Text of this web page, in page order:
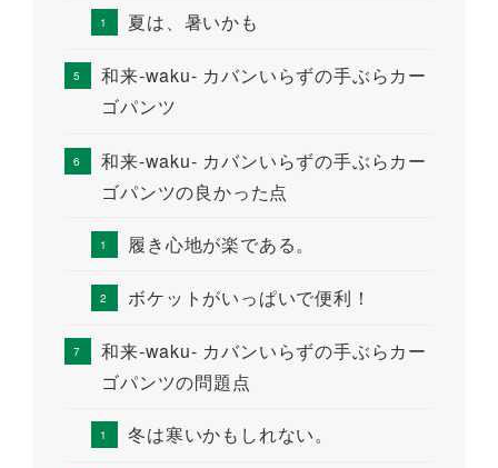
夏は、暑いかも
和来-waku- カバンいらずの手ぶらカー
ゴパンツ
和来-waku- カバンいらずの手ぶらカー
ゴパンツの良かった点
履き心地が楽である。
ボケットがいっぱいで便利！
和来-waku- カバンいらずの手ぶらカー
ゴパンツの問題点
冬は寒いかもしれない。